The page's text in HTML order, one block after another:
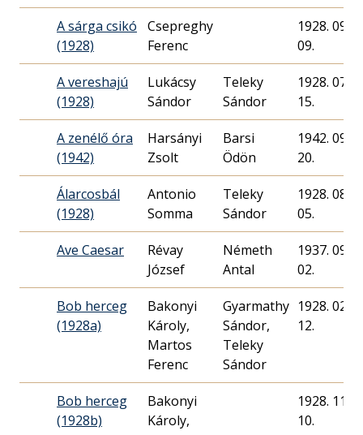
A sárga csikó
(1928)
Csepreghy
Ferenc
1928. 09.
09.
A vereshajú
(1928)
Lukácsy
Sándor
Teleky
Sándor
1928. 07.
15.
A zenélő óra
(1942)
Harsányi
Zsolt
Barsi
Ödön
1942. 09.
20.
Álarcosbál
(1928)
Antonio
Somma
Teleky
Sándor
1928. 08.
05.
Ave Caesar
Révay
József
Németh
Antal
1937. 09.
02.
Bob herceg
(1928a)
Bakonyi
Károly,
Martos
Ferenc
Gyarmathy
Sándor,
Teleky
Sándor
1928. 02.
12.
Bob herceg
(1928b)
Bakonyi
Károly,
1928. 11.
10.